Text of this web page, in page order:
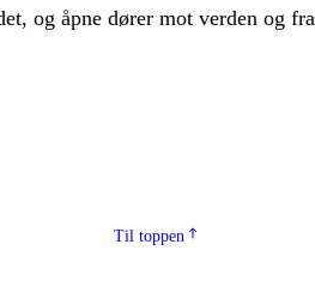
og åpne dører mot verden og
Til toppen